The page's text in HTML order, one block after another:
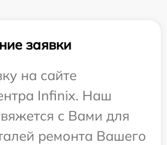
заявки
на сайте
Infinix. Наш
с Вами для
ремонта Вашего